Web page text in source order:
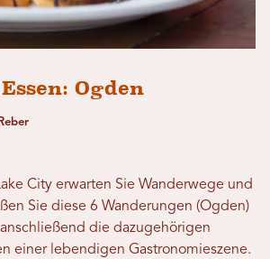
Ogden
City erwarten Sie Wanderwege und
Sie diese 6 Wanderungen (Ogden)
die dazugehörigen
einer lebendigen Gastronomieszene.